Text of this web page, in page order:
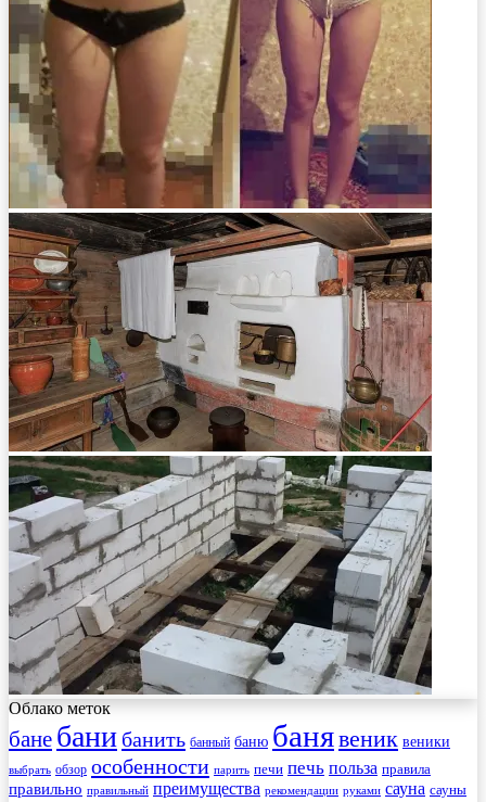
Облако меток
бане бани банить банный баню банявеник веники
выбрать обзор особенности парить печи печь польза правила
правильно правильный преимущества рекомендации руками сауна сауны